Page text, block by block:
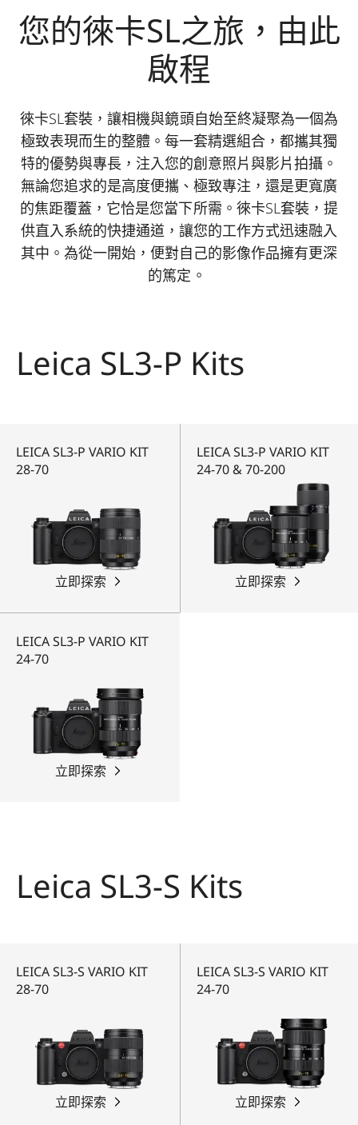
您的徠卡SL之旅，由此
啟程
徠卡SL套裝，讓相機與鏡頭自始至終凝聚為一個為
極致表現而生的整體。每一套精選組合，都攜其獨
特的優勢與專長，注入您的創意照片與影片拍攝。
無論您追求的是高度便攜、極致專注，還是更寬廣
的焦距覆蓋，它恰是您當下所需。徠卡SL套裝，提
供直入系統的快捷通道，讓您的工作方式迅速融入
其中。為從一開始，便對自己的影像作品擁有更深
的篤定。
Leica SL3-P Kits
LEICA SL3-P VARIO KIT
28-70
立即探索
LEICA SL3-P VARIO KIT
24-70 & 70-200
立即探索
LEICA SL3-P VARIO KIT
24-70
立即探索
Leica SL3-S Kits
LEICA SL3-S VARIO KIT
28-70
立即探索
LEICA SL3-S VARIO KIT
24-70
立即探索